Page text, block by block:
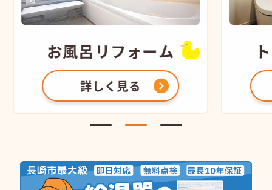
お風呂 リフォーム
詳しく見る